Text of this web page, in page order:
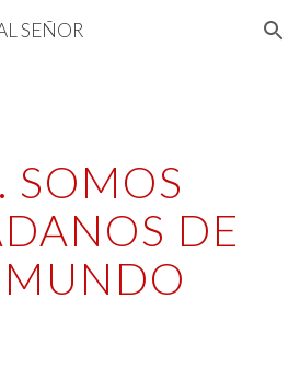
Skip to navigation
SEÑOR
SOMOS
DE